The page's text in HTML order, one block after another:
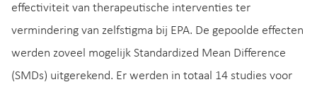
effectiviteit van therapeutische interventies ter
vermindering van zelfstigma bij EPA. De gepoolde effecten
werden zoveel mogelijk Standardized Mean Difference
(SMDs) uitgerekend. Er werden in totaal 14 studies voor